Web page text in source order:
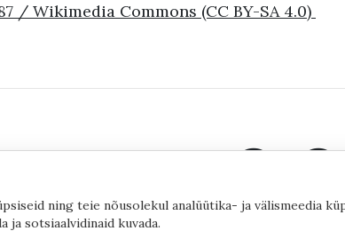
/ Wikimedia Commons (CC BY-SA 4.0)
ning teie nõusolekul analüütika- ja välismeedia
ja sotsiaalvidinaid kuvada.